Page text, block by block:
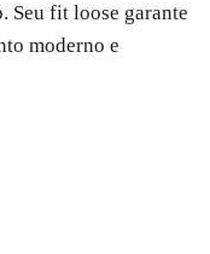
Seu fit loose garante
moderno e